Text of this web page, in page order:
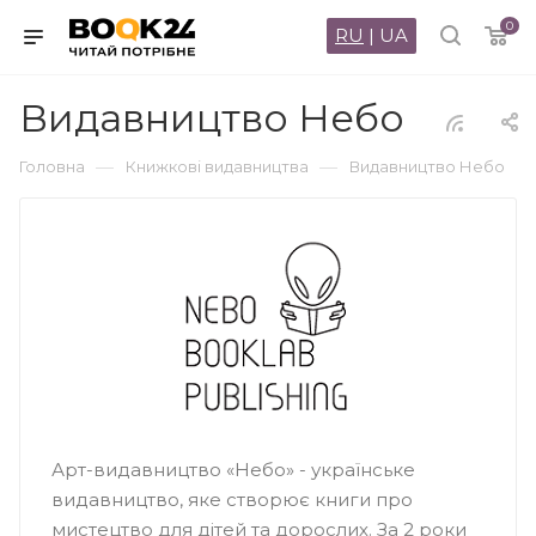
0
RU | UA
Видавництво Небо
Головна — Книжкові видавництва — Видавництво Небо
Арт-видавництво «Небо» - українське
видавництво, яке створює книги про
мистецтво для дітей та дорослих. За 2 роки